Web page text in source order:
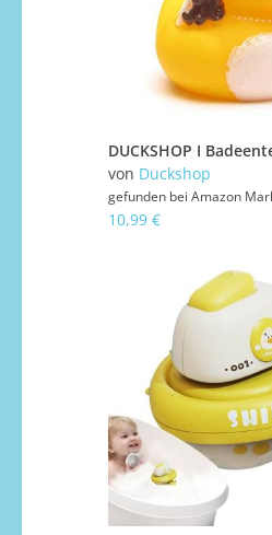
von Duckshop
gefunden bei Amazon
10,99 €